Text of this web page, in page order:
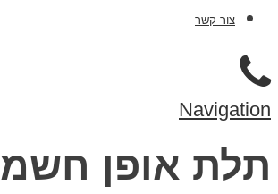
צור קשר
Navigation
תלת אופן